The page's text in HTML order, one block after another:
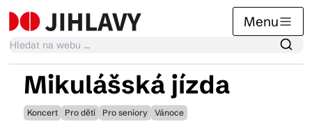
Menu
Kalendář akcí
Mikulášská jízda
Koncert Pro děti Pro seniory Vánoce